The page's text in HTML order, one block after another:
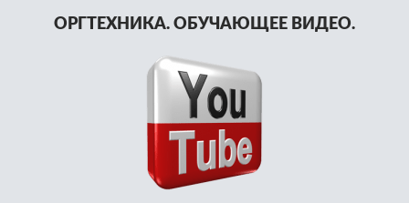
ОРГТЕХНИКА. ОБУЧАЮЩЕЕ ВИДЕО.